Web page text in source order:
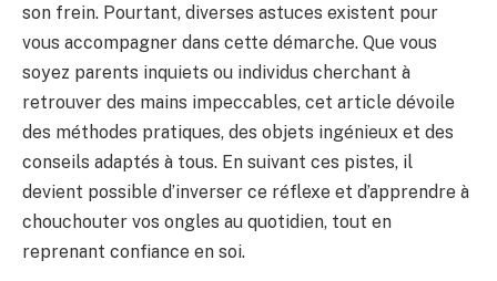
son frein. Pourtant, diverses astuces existent pour
vous accompagner dans cette démarche. Que vous
soyez parents inquiets ou individus cherchant à
retrouver des mains impeccables, cet article dévoile
des méthodes pratiques, des objets ingénieux et des
conseils adaptés à tous. En suivant ces pistes, il
devient possible d’inverser ce réflexe et d’apprendre à
chouchouter vos ongles au quotidien, tout en
reprenant confiance en soi.